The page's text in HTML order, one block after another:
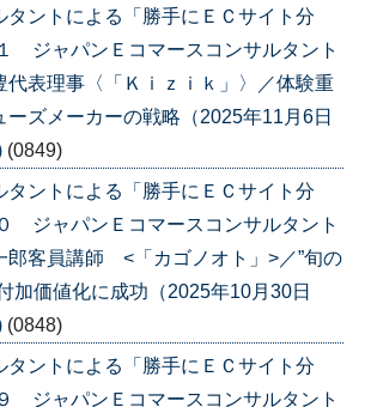
タントによる「勝手にＥＣサイト分
ジャパンＥコマースコンサルタント
表理事〈「Ｋｉｚｉｋ」〉／体験重
ーズメーカーの戦略（2025年11月6日
(0849)
タントによる「勝手にＥＣサイト分
ジャパンＥコマースコンサルタント
客員講師 <「カゴノオト」>／”旬の
加価値化に成功（2025年10月30日
(0848)
タントによる「勝手にＥＣサイト分
ジャパンＥコマースコンサルタント